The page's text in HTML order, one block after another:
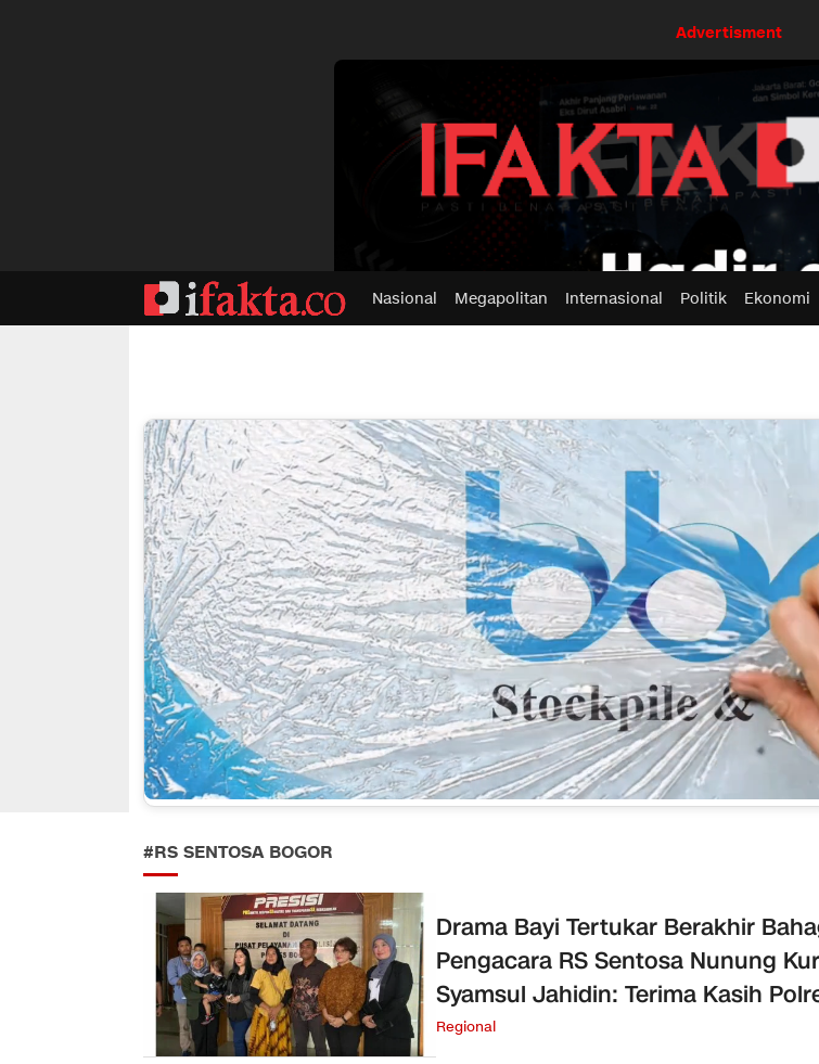
Advertisment
Nasional Megapolitan Internasional Politik Ekonomi
#RS SENTOSA BOGOR
Drama Bayi Tertukar Berakhir
Pengacara RS Sentosa Nunung
Syamsul Jahidin: Terima Kasih
Tuntaskan Tempuh Jalur RJ
Regional